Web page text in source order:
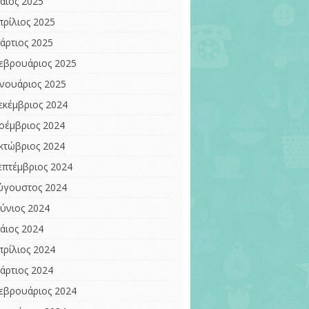
2025
2025
2025
2025
2024
2024
2024
2024
2024
2024
2024
2024
2024
2024